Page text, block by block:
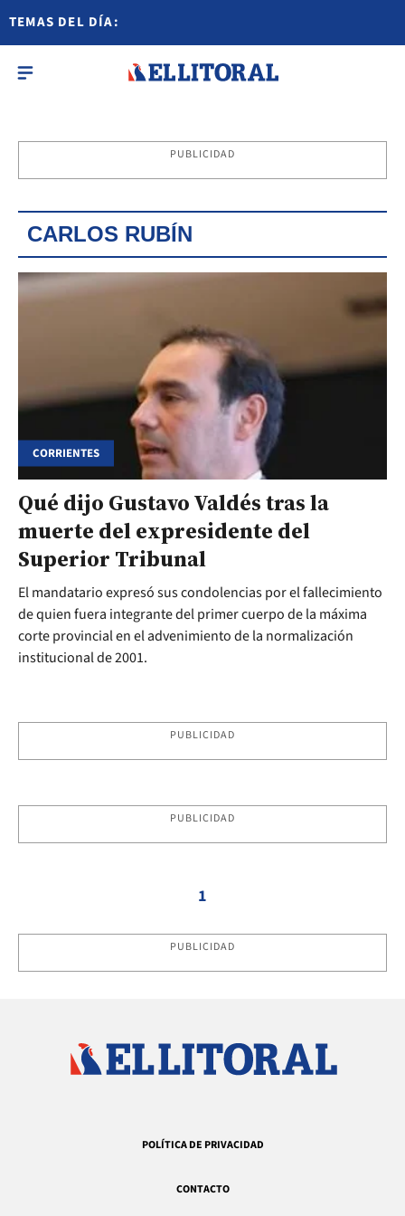
TEMAS DEL DÍA:
PUBLICIDAD
CARLOS RUBÍN
CORRIENTES
Qué dijo Gustavo Valdés tras la
muerte del expresidente del
Superior Tribunal
El mandatario expresó sus condolencias por el fallecimiento
de quien fuera integrante del primer cuerpo de la máxima
corte provincial en el advenimiento de la normalización
institucional de 2001.
PUBLICIDAD
PUBLICIDAD
1
PUBLICIDAD
POLÍTICA DE PRIVACIDAD
CONTACTO